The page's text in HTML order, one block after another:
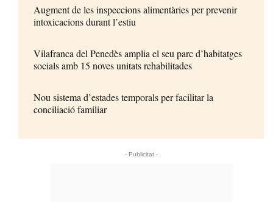
Augment de les inspeccions alimentàries per prevenir
intoxicacions durant l’estiu
Vilafranca del Penedès amplia el seu parc d’habitatges
socials amb 15 noves unitats rehabilitades
Nou sistema d’estades temporals per facilitar la
conciliació familiar
- Publicitat -